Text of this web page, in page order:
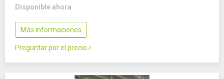
Disponible ahora
Más informaciones
Preguntar por el precio